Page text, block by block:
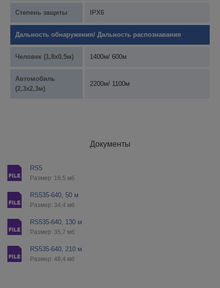
Степень защиты IPX6
Дальность обнаружения/ Дальность распознавания
Человек (1,8х0,5м) 1400м/ 600м
Автомобиль
(2,3х2,3м)
2200м/ 1100м
Документы
RS5
Размер: 16,5 мб
RS535-640, 50 м
Размер: 34,4 мб
RS535-640, 130 м
Размер: 35,7 мб
RS535-640, 210 м
Размер: 48,4 мб